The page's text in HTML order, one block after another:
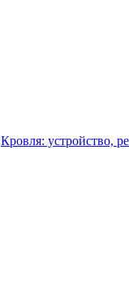
Кровля: устройство,